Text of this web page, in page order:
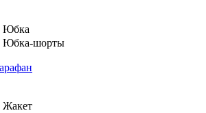
Юбка
Юбка-шорты
Жакет